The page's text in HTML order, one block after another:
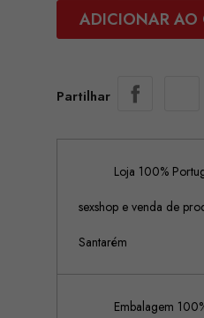
ADICIONAR AO
Partilhar
Loja 100%
sexshop e venda de
Santarém
Embalagem